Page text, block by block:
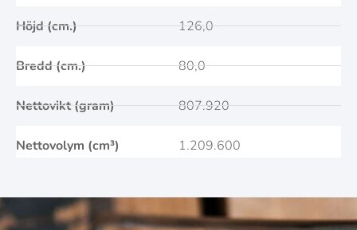
Höjd (cm.)
Bredd (cm.)
Nettovikt (gram)
Nettovolym (cm³)
126,0
80,0
807.920
1.209.600